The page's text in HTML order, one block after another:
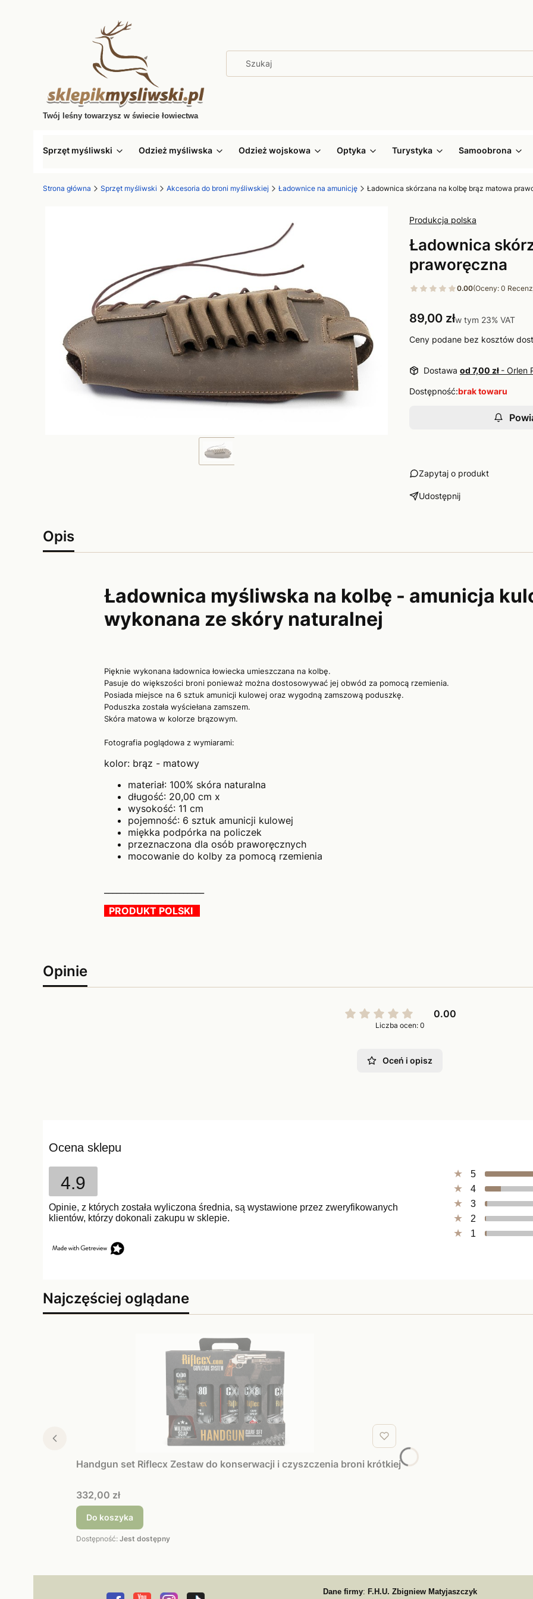
Twój leśny towarzysz w świecie łowiectwa
Sprzęt myśliwski Odzież myśliwska Odzież wojskowa Optyka Turystyka Samoobrona
Strona główna Sprzęt myśliwski Akcesoria do broni myśliwskiej Ładownice na amunicję Ładownica skórzana na kolbę brąz matowa
Produkcja polska
Ładownica
praworęczna
0.00(Oceny: 0
Cena
89,00 złw tym 23% VAT
w tym 23% VAT
Ceny podane bez kosztów
Dostawa od 7,00 zł - Orlen
Dostępność:brak towaru
Zapytaj o produkt
Udostępnij
Opis
Ładownica myśliwska na kolbę - amunicja
wykonana ze skóry naturalnej
Pięknie wykonana ładownica łowiecka umieszczana na kolbę.
Pasuje do większości broni ponieważ można dostosowywać jej obwód za pomocą rzemienia.
Posiada miejsce na 6 sztuk amunicji kulowej oraz wygodną zamszową poduszkę.
Poduszka została wyściełana zamszem.
Skóra matowa w kolorze brązowym.
Fotografia poglądowa z wymiarami:
kolor: brąz - matowy
materiał: 100% skóra naturalna
długość: 20,00 cm x
wysokość: 11 cm
pojemność: 6 sztuk amunicji kulowej
miękka podpórka na policzek
przeznaczona dla osób praworęcznych
mocowanie do kolby za pomocą rzemienia
PRODUKT POLSKI
Opinie
0.00
Liczba ocen: 0
Oceń i opisz
Ocena sklepu
4.9
Opinie, z których została wyliczona średnia, są wystawione przez zweryfikowanych
klientów, którzy dokonali zakupu w sklepie.
5
4
3
2
1
Najczęściej oglądane
Handgun set Riflecx Zestaw do konserwacji i czyszczenia broni krótkiej
Cena
332,00 zł
Do koszyka
Dostępność: Jest dostępny
Dane firmy: F.H.U. Zbigniew Matyjaszczyk